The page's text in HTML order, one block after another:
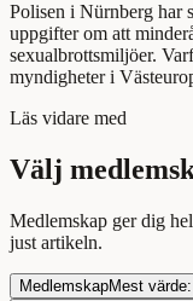
Polisen i Nürnberg har
uppgifter om att
sexualbrottsmiljöer.
myndigheter i
Läs vidare med
Välj
Medlemskap ger dig
just artikeln.
MedlemskapMest